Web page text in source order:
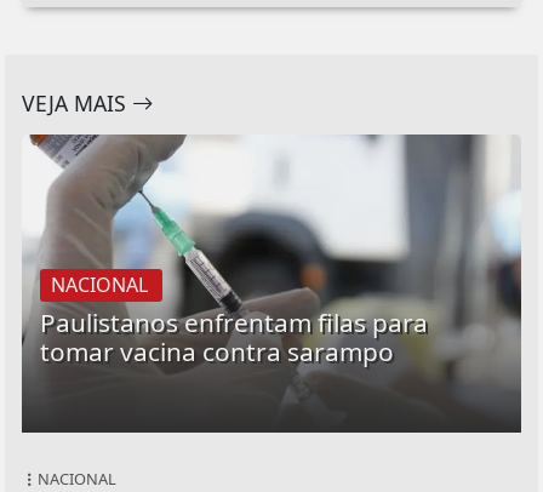
VEJA MAIS
NACIONAL
Paulistanos enfrentam filas para
tomar vacina contra sarampo
NACIONAL